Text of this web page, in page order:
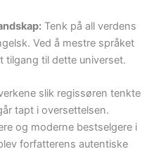
Tenk på all verdens
Ved å mestre språket
tilgang til dette universet.
slik regissøren tenkte
tapt i oversettelsen.
og moderne bestselgere i
forfatterens autentiske